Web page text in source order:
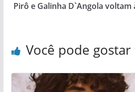
Pirô e Galinha D`Angola voltam
Você pode